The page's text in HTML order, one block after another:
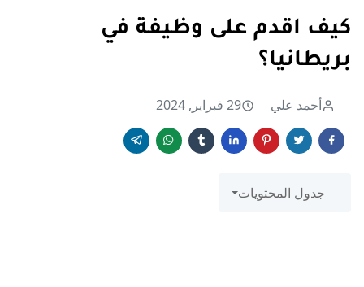
كيف اقدم على وظيفة في
بريطانيا؟
أحمد علي 29 فبراير, 2024
جدول المحتويات